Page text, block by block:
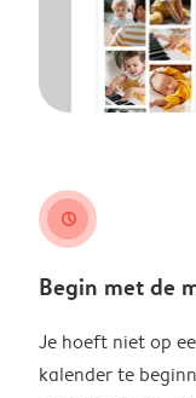
clock
Begin met de
Je hoeft niet op
kalender te